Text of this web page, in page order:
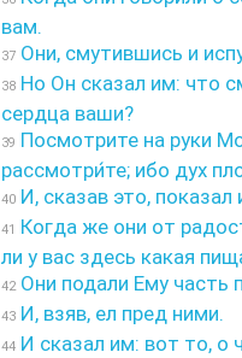
вам.
37 Они, смутившись и
38 Но Он сказал им: что
сердца ваши?
39 Посмотрите на руки
рассмотри́те; ибо дух
40 И, сказав это, показал
41
Когда же они от
ли у вас здесь какая
42Они подали Ему часть
43 И, взяв, ел пред ними.
44 И сказал им: вот то, о